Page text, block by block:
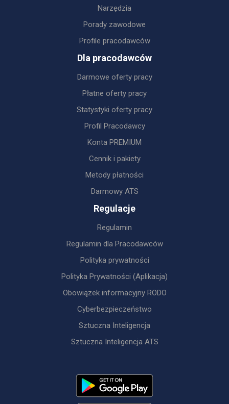
Narzędzia
Porady zawodowe
Profile pracodawców
Dla pracodawców
Darmowe oferty pracy
Płatne oferty pracy
Statystyki oferty pracy
Profil Pracodawcy
Konta PREMIUM
Cennik i pakiety
Metody płatności
Darmowy ATS
Regulacje
Regulamin
Regulamin dla Pracodawców
Polityka prywatności
Polityka Prywatności (Aplikacja)
Obowiązek informacyjny RODO
Cyberbezpieczeństwo
Sztuczna Inteligencja
Sztuczna Inteligencja ATS